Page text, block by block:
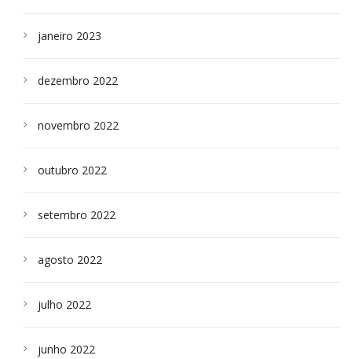
janeiro 2023
dezembro 2022
novembro 2022
outubro 2022
setembro 2022
agosto 2022
julho 2022
junho 2022